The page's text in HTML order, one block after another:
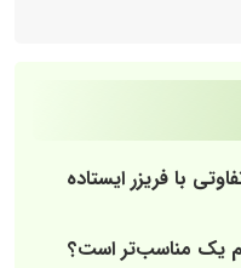
با فریزر ایستاده
یک مناسب‌تر است؟